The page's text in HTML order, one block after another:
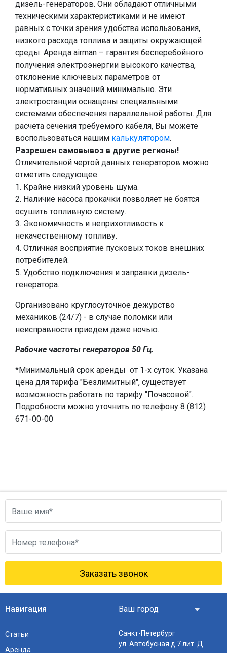
дизель-генераторов. Они обладают отличными
техническими характеристиками и не имеют
равных с точки зрения удобства использования,
низкого расхода топлива и защиты окружающей
среды. Аренда airman – гарантия бесперебойного
получения электроэнергии высокого качества,
отклонение ключевых параметров от
нормативных значений минимально. Эти
электростанции оснащены специальными
системами обеспечения параллельной работы. Для
расчета сечения требуемого кабеля, Вы можете
воспользоваться нашим калькулятором.
Разрешен самовывоз в другие регионы!
Отличительной чертой данных генераторов можно
отметить следующее:
1. Крайне низкий уровень шума.
2. Наличие насоса прокачки позволяет не боятся
осушить топливную систему.
3. Экономичность и неприхотливость к
некачественному топливу.
4. Отличная восприятие пусковых токов внешних
потребителей.
5. Удобство подключения и заправки дизель-
генератора.
Организовано круглосуточное дежурство
механиков (24/7) - в случае поломки или
неисправности приедем даже ночью.
Рабочие частоты генераторов 50 Гц.
*Минимальный срок аренды от 1-х суток. Указана
цена для тарифа "Безлимитный", существует
возможность работать по тарифу "Почасовой".
Подробности можно уточнить по телефону 8 (812)
671-00-00
Заказать звонок
Навигация
Статьи
Аренда
Санкт-Петербург
ул. Автобусная д.7 лит. Д